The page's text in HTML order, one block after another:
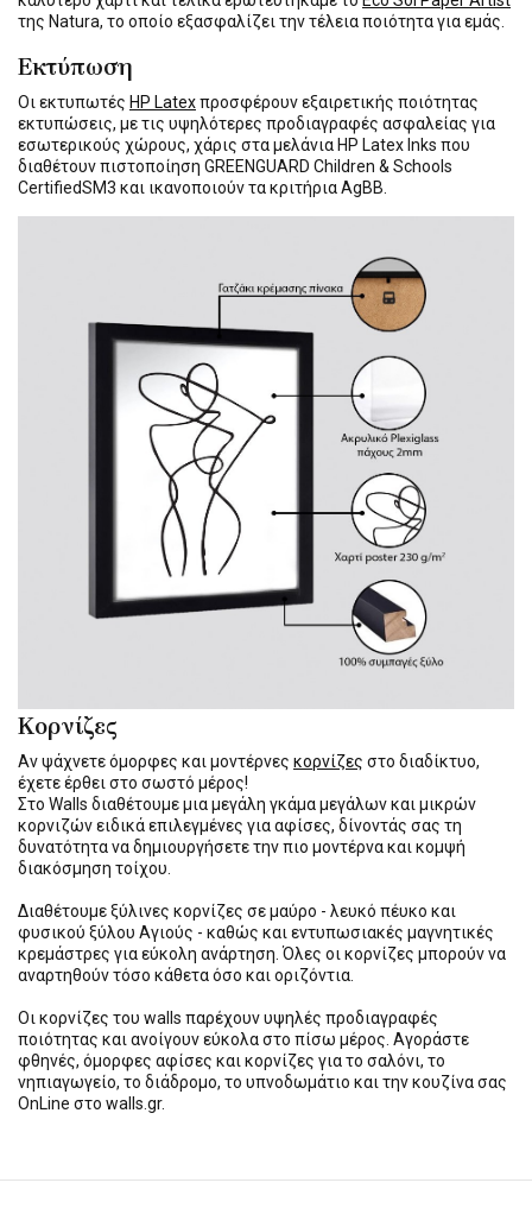
της Natura, το οποίο εξασφαλίζει την τέλεια ποιότητα για εμάς.
Εκτύπωση
Οι εκτυπωτές HP Latexπροσφέρουν εξαιρετικής ποιότητας
εκτυπώσεις, με τις υψηλότερες προδιαγραφές ασφαλείας για
εσωτερικούς χώρους, χάρις στα μελάνια HP Latex Inks που
διαθέτουν πιστοποίηση GREENGUARD Children & Schools
CertifiedSM3 και ικανοποιούν τα κριτήρια AgBB.
Κορνίζες
Αν ψάχνετε όμορφες και μοντέρνες κορνίζες στο διαδίκτυο,
έχετε έρθει στο σωστό μέρος!
Στο Walls διαθέτουμε μια μεγάλη γκάμα μεγάλων και μικρών
κορνιζών ειδικά επιλεγμένες για αφίσες, δίνοντάς σας τη
δυνατότητα να δημιουργήσετε την πιο μοντέρνα και κομψή
διακόσμηση τοίχου.
Διαθέτουμε ξύλινες κορνίζες σε μαύρο - λευκό πέυκο και
φυσικού ξύλου Αγιούς - καθώς και εντυπωσιακές μαγνητικές
κρεμάστρες για εύκολη ανάρτηση. Όλες οι κορνίζες μπορούν να
αναρτηθούν τόσο κάθετα όσο και οριζόντια.
Οι κορνίζες του walls παρέχουν υψηλές προδιαγραφές
ποιότητας και ανοίγουν εύκολα στο πίσω μέρος. Αγοράστε
φθηνές, όμορφες αφίσες και κορνίζες για το σαλόνι, το
νηπιαγωγείο, το διάδρομο, το υπνοδωμάτιο και την κουζίνα σας
OnLine στο walls.gr.